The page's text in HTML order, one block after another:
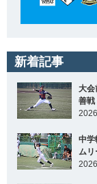
新着記事
大会
善戦
中学
ムリ